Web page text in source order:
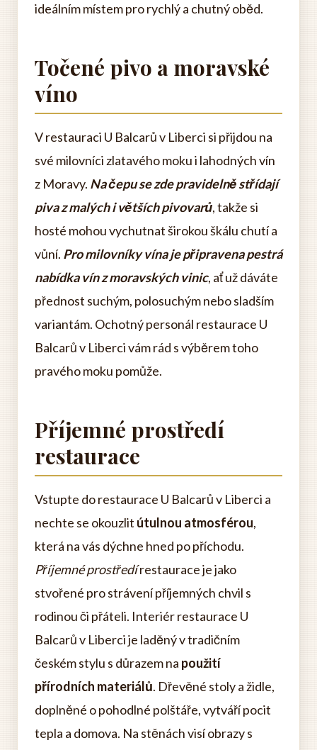
ideálním místem pro rychlý a chutný oběd.
Točené pivo a moravské
víno
V restauraci U Balcarů v Liberci si přijdou na
své milovníci zlatavého moku i lahodných vín
z Moravy. Na čepu se zde pravidelně střídají
piva z malých i větších pivovarů, takže si
hosté mohou vychutnat širokou škálu chutí a
vůní. Pro milovníky vína je připravena pestrá
nabídka vín z moravských vinic, ať už dáváte
přednost suchým, polosuchým nebo sladším
variantám. Ochotný personál restaurace U
Balcarů v Liberci vám rád s výběrem toho
pravého moku pomůže.
Příjemné prostředí
restaurace
Vstupte do restaurace U Balcarů v Liberci a
nechte se okouzlit útulnou atmosférou,
která na vás dýchne hned po příchodu.
Příjemné prostředírestaurace je jako
stvořené pro strávení příjemných chvil s
rodinou či přáteli. Interiér restaurace U
Balcarů v Liberci je laděný v tradičním
českém stylu s důrazem na použití
přírodních materiálů. Dřevěné stoly a židle,
doplněné o pohodlné polštáře, vytváří pocit
tepla a domova. Na stěnách visí obrazy s